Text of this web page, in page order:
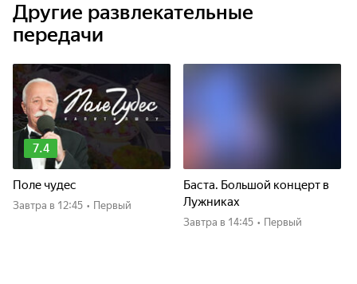
Другие развлекательные
передачи
7.4
Поле чудес
Завтра в 12:45 • Первый
Баста. Большой концерт в
Лужниках
Завтра в 14:45 • Первый